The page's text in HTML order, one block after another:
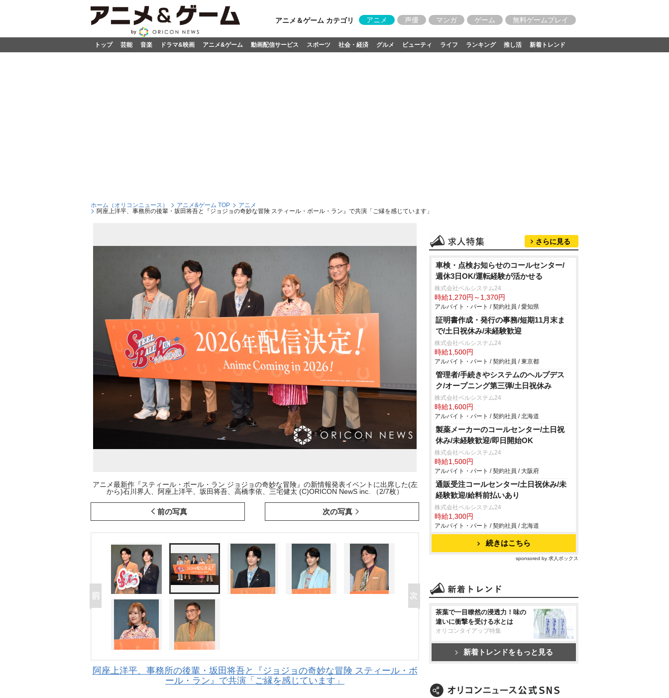
アニメ＆ゲーム カテゴリ アニメ 声優 マンガ ゲーム 無料ゲームプレイ
トップ 芸能 音楽 ドラマ&映画 アニメ&ゲーム 動画配信サービス スポーツ 社会・経済 グルメ ビューティ ライフ ランキング 推し活 新着トレンド
ホーム（オリコンニュース） アニメ&ゲーム TOP
アニメ
阿座上洋平、事務所の後輩・坂田将吾と『ジョジョの奇妙な冒険 スティール・ボール・ラン』で共演「ご縁を感じています」
アニメ最新作『スティール・ボール・ラン ジョジョの奇妙な冒険』の新情報発表イベントに出席した(左
から)石川界人、阿座上洋平、坂田将吾、高橋李依、三宅健太 (C)ORICON NewS inc. （2/7枚）
前の写真 次の写真
阿座上洋平、事務所の後輩・坂田将吾と『ジョジョの奇妙な冒険 スティール・ボ
ール・ラン』で共演「ご縁を感じています」
さらに見る
車検・点検お知らせのコールセンター/
週休3日OK/運転経験が活かせる
株式会社ベルシステム24
時給1,270円～1,370円
アルバイト・パート / 契約社員 / 愛知県
証明書作成・発行の事務/短期11月末ま
で/土日祝休み/未経験歓迎
株式会社ベルシステム24
時給1,500円
アルバイト・パート / 契約社員 / 東京都
管理者/手続きやシステムのヘルプデス
ク/オープニング第三弾/土日祝休み
株式会社ベルシステム24
時給1,600円
アルバイト・パート / 契約社員 / 北海道
製薬メーカーのコールセンター/土日祝
休み/未経験歓迎/即日開始OK
株式会社ベルシステム24
時給1,500円
アルバイト・パート / 契約社員 / 大阪府
通販受注コールセンター/土日祝休み/未
経験歓迎/給料前払いあり
株式会社ベルシステム24
時給1,300円
アルバイト・パート / 契約社員 / 北海道
続きはこちら
sponsored by 求人ボックス
茶葉で一目瞭然の浸透力！味の
違いに衝撃を受ける水とは
オリコンタイアップ特集
新着トレンドをもっと見る